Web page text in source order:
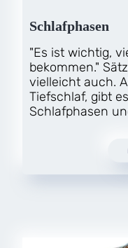
Schlafphasen
"Es ist wichtig,
bekommen."
vielleicht auch.
Tiefschlaf, gibt
Schlafphasen